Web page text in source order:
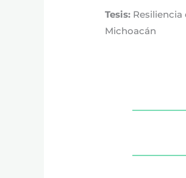
Tesis:
Michoacán